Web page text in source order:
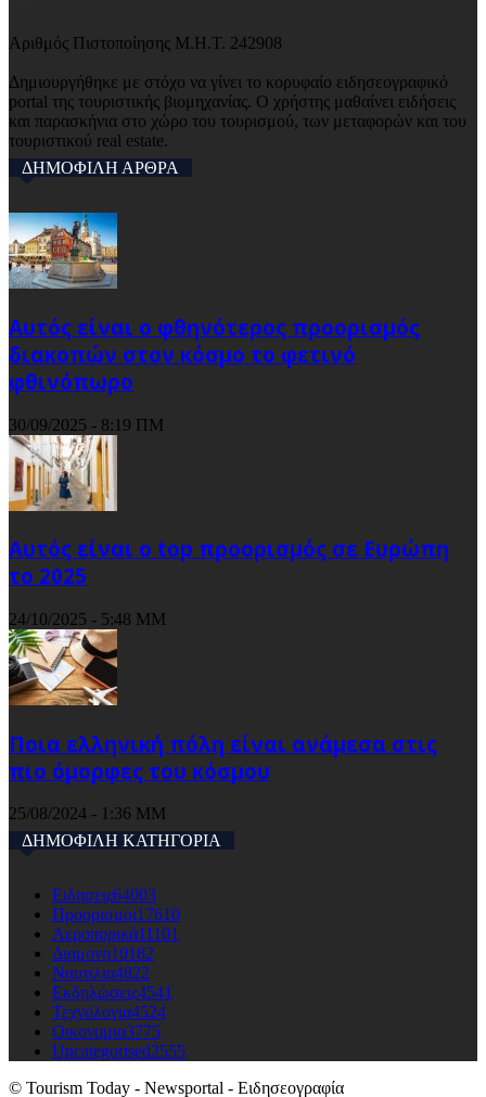
Αριθμός Πιστοποίησης Μ.Η.Τ. 242908
Δημιουργήθηκε με στόχο να γίνει το κορυφαίο ειδησεογραφικό
portal της τουριστικής βιομηχανίας. Ο χρήστης μαθαίνει ειδήσεις
και παρασκήνια στο χώρο του τουρισμού, των μεταφορών και του
τουριστικού real estate.
ΔΗΜΟΦΙΛΗ ΑΡΘΡΑ
Αυτός είναι ο φθηνότερος προορισμός
διακοπών στον κόσμο το φετινό
φθινόπωρο
30/09/2025 - 8:19 ΠΜ
Αυτός είναι ο top προορισμός σε Ευρώπη
το 2025
24/10/2025 - 5:48 ΜΜ
Ποια ελληνική πόλη είναι ανάμεσα στις
πιο όμορφες του κόσμου
25/08/2024 - 1:36 ΜΜ
ΔΗΜΟΦΙΛΗ ΚΑΤΗΓΟΡΙΑ
Ειδησεις64003
Προορισμοι17610
Αεροπορικά11101
Διαμονη10182
Ναυτιλια4822
Εκδηλώσεις4541
Τεχνολογια4524
Οικονομια3775
Uncategorised2555
© Tourism Today - Newsportal - Ειδησεογραφία